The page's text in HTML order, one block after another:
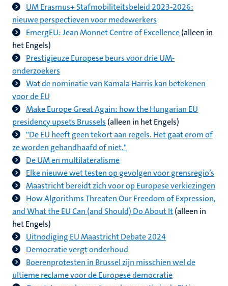
UM Erasmus+ Stafmobiliteitsbeleid 2023-2026:
nieuwe perspectieven voor medewerkers
EmergEU: Jean Monnet Centre of Excellence(alleen in
het Engels)
Prestigieuze Europese beurs voor drie UM-
onderzoekers
Wat de nominatie van Kamala Harris kan betekenen
voor de EU
Make Europe Great Again: how the Hungarian EU
presidency upsets Brussels (alleen in het Engels)
"De EU heeft geen tekort aan regels. Het gaat erom of
ze worden gehandhaafd of niet."
De UM en multilateralisme
Elke nieuwe wet testen op gevolgen voor grensregio’s
Maastricht bereidt zich voor op Europese verkiezingen
How Algorithms Threaten Our Freedom of Expression,
and What the EU Can (and Should) Do About It(alleen in
het Engels)
Uitnodiging EU Maastricht Debate 2024
Democratie vergt onderhoud
Boerenprotesten in Brussel zijn misschien wel de
ultieme reclame voor de Europese democratie